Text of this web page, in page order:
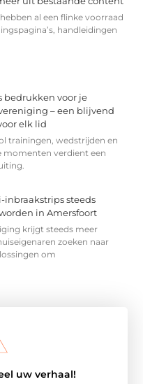
al een flinke voorraad
handleidingen
bedrukken voor je
– een blijvend
elk lid
trainingen, wedstrijden en
momenten verdient een
inbraakstrips steeds
in Amersfoort
krijgt steeds meer
zoeken naar
om
uw verhaal!